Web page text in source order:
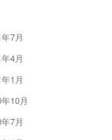
7月
4月
1月
10月
7月